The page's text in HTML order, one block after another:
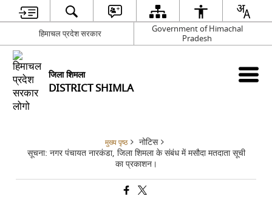
हिमाचल प्रदेश सरकार
Government of Himachal
Pradesh
जिला शिमला
DISTRICT SHIMLA
मुख्य पृष्ठ
नोटिस
सूचना: नगर पंचायत नारकंडा, जिला शिमला के संबंध में मसौदा मतदाता सूची
का प्रकाशन।